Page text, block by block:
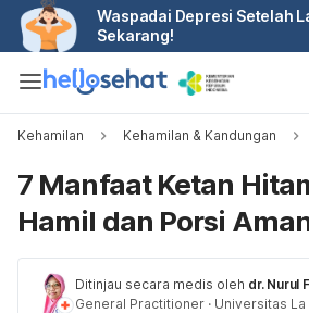
Waspadai Depresi Setelah
Sekarang!
Kehamilan Kehamilan & Kandungan
7 Manfaat Ketan
Hamil dan Porsi
Ditinjau secara medis oleh dr. Nurul
General Practitioner · Universitas La